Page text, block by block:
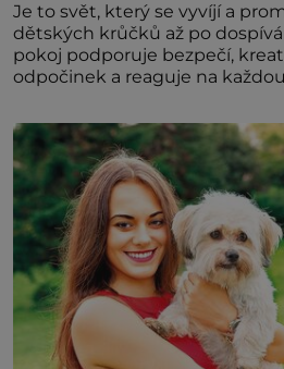
Je to svět, který se vyvíjí a
dětských krůčků až po
pokoj podporuje bezpečí,
odpočinek a reaguje na
jednoduchost, měkkost a
miminka měl působit
Předškolní věk je